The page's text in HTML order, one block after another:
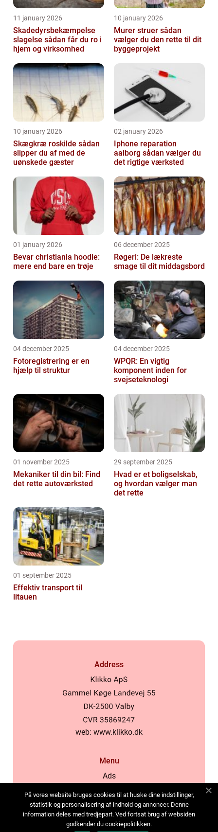
11 january 2026
Skadedyrsbekæmpelse
slagelse sådan får du ro i
hjem og virksomhed
10 january 2026
Murer struer sådan
vælger du den rette til dit
byggeprojekt
10 january 2026
Skægkræ roskilde sådan
slipper du af med de
uønskede gæster
02 january 2026
Iphone reparation
aalborg sådan vælger du
det rigtige værksted
01 january 2026
Bevar christiania hoodie:
mere end bare en trøje
06 december 2025
Røgeri: De lækreste
smage til dit middagsbord
04 december 2025
Fotoregistrering er en
hjælp til struktur
04 december 2025
WPQR: En vigtig
komponent inden for
svejseteknologi
01 november 2025
Mekaniker til din bil: Find
det rette autoværksted
29 september 2025
Hvad er et boligselskab,
og hvordan vælger man
det rette
01 september 2025
Effektiv transport til
litauen
Address
web: www.klikko.dk
Menu
Ads
Cookies
Contact
Sitemap
På vores website bruges cookies til at huske dine indstillinger,
statistik og personalisering af indhold og annoncer. Denne
information deles med tredjepart. Ved fortsat brug af websiden
godkender du cookiepolitikken.